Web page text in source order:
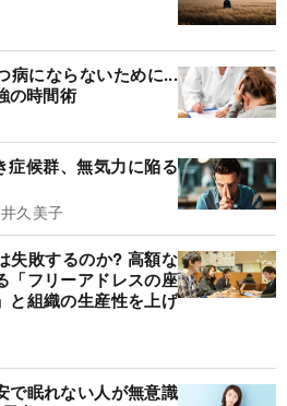
病にならないために...
の時間術
症候群、無気力に陥る
久美子
失敗するのか? 高額な
「フリーアドレスの座
と組織の生産性を上げ
で眠れない人が無意識